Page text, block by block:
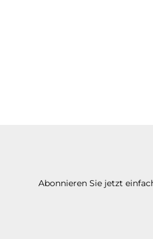
Abonnieren Sie jetzt